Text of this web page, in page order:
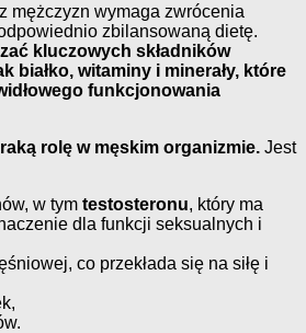
mężczyzn wymaga zwrócenia
zbilansowaną dietę.
kluczowych składników
białko, witaminy i minerały, które
funkcjonowania
rolę w męskim organizmie. Jest
w tym testosteronu, który ma
dla funkcji seksualnych i
co przekłada się na siłę i